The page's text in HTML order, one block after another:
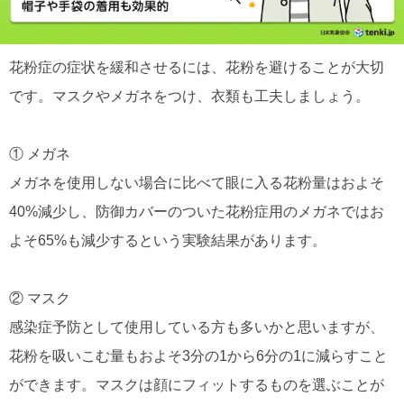
花粉症の症状を緩和させるには、花粉を避けることが大切
です。マスクやメガネをつけ、衣類も工夫しましょう。
① メガネ
メガネを使用しない場合に比べて眼に入る花粉量はおよそ
40%減少し、防御カバーのついた花粉症用のメガネではお
よそ65%も減少するという実験結果があります。
② マスク
感染症予防として使用している方も多いかと思いますが、
花粉を吸いこむ量もおよそ3分の1から6分の1に減らすこと
ができます。マスクは顔にフィットするものを選ぶことが